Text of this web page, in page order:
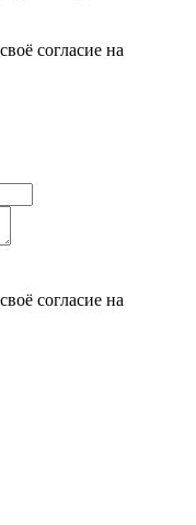
согласие на
согласие на